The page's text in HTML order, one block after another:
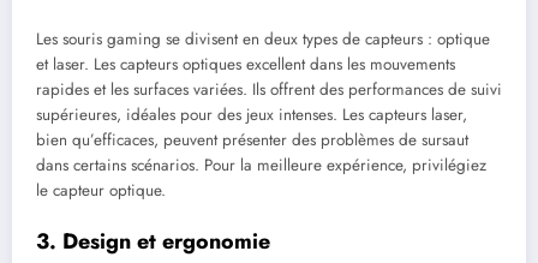
Les souris gaming se divisent en deux types de capteurs : optique
et laser. Les capteurs optiques excellent dans les mouvements
rapides et les surfaces variées. Ils offrent des performances de suivi
supérieures, idéales pour des jeux intenses. Les capteurs laser,
bien qu’efficaces, peuvent présenter des problèmes de sursaut
dans certains scénarios. Pour la meilleure expérience, privilégiez
le capteur optique.
3. Design et ergonomie